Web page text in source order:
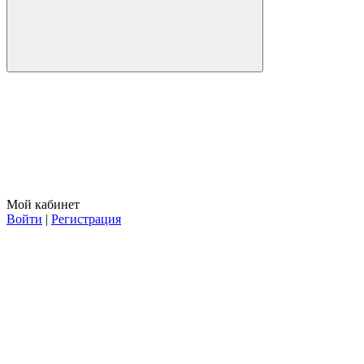
Мой кабинет
Войти | Регистрация